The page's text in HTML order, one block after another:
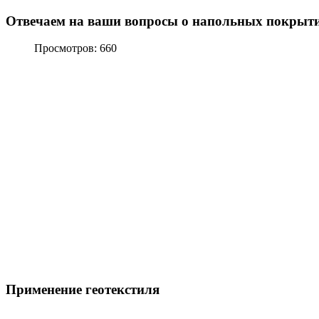
Отвечаем на ваши вопросы о напольных
Просмотров: 660
Применение геотекстиля